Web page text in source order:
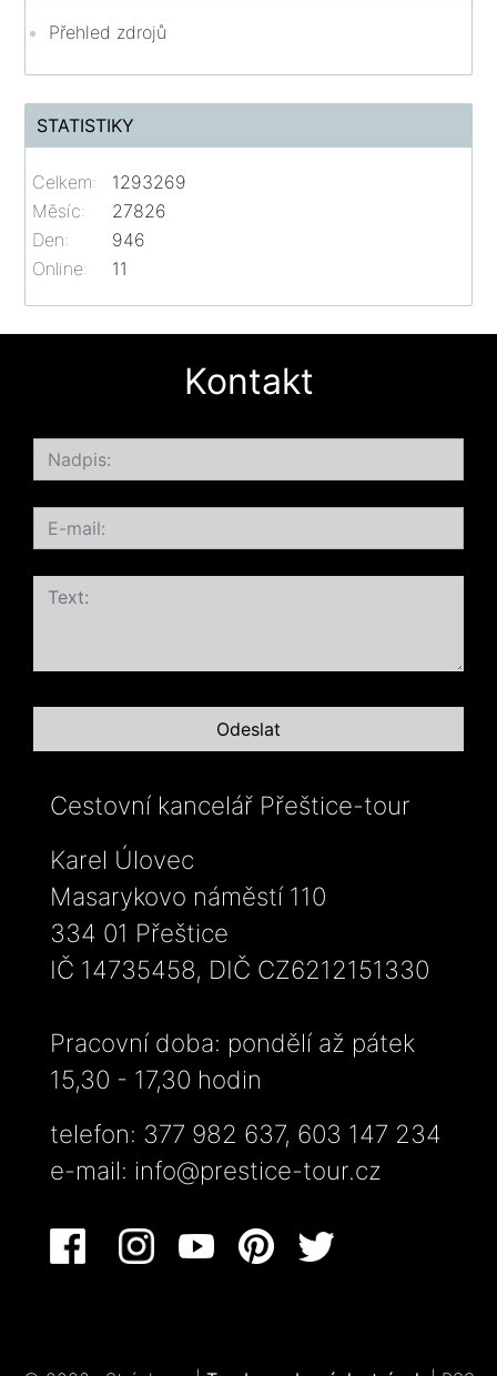
Přehled zdrojů
STATISTIKY
Online: 11
Celkem:
1293269
Měsíc:
27826
Den:
946
Kontakt
Cestovní kancelář Přeštice-tour
Karel Úlovec
Masarykovo náměstí 110
334 01 Přeštice
IČ 14735458, DIČ CZ6212151330
Pracovní doba: pondělí až pátek
15,30 - 17,30 hodin
telefon: 377 982 637, 603 147 234
e-mail: info@prestice-tour.cz